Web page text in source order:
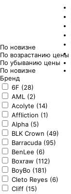
По новизне
По возрастанию цены
По убыванию цены
По новизне
Бренд
6F (28)
AML (2)
Acolyte (14)
Affliction (1)
Alpha (5)
BLK Crown (49)
Barracuda (95)
BenLee (6)
Boxraw (112)
BoyBo (181)
Cleto Reyes (6)
Cliff (15)